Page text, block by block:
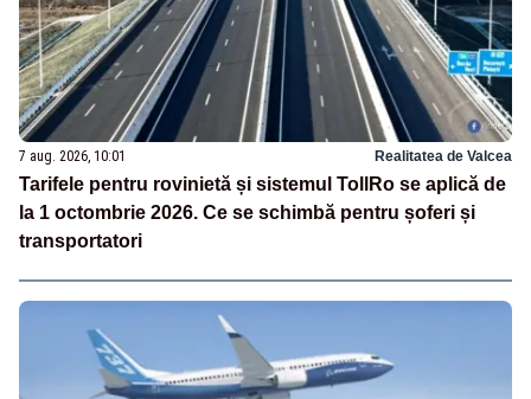
7 aug. 2026, 10:01 Realitatea de Valcea
Tarifele pentru rovinietă și sistemul TollRo se aplică de
la 1 octombrie 2026. Ce se schimbă pentru șoferi și
transportatori